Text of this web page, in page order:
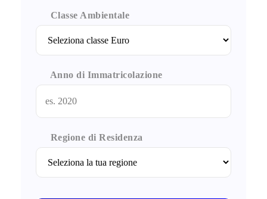
Classe Ambientale
Anno di Immatricolazione
Regione di Residenza